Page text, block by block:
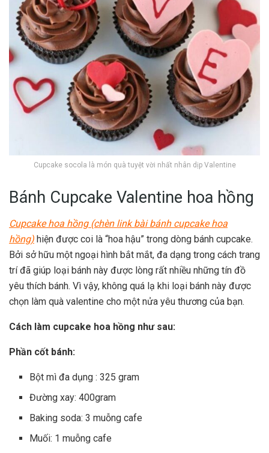
Cupcake socola là món quà tuyệt vời nhất nhân dịp Valentine
Bánh Cupcake Valentine hoa hồng
Cupcake hoa hồng (chèn link bài bánh cupcake hoa
hồng) hiện được coi là “hoa hậu” trong dòng bánh cupcake.
Bởi sở hữu một ngoại hình bắt mắt, đa dạng trong cách trang
trí đã giúp loại bánh này được lòng rất nhiều những tín đồ
yêu thích bánh. Vì vậy, không quá lạ khi loại bánh này được
chọn làm quà valentine cho một nửa yêu thương của bạn.
Cách làm cupcake hoa hồng như sau:
Phần cốt bánh:
Bột mì đa dụng : 325 gram
Đường xay: 400gram
Baking soda: 3 muỗng cafe
Muối: 1 muỗng cafe